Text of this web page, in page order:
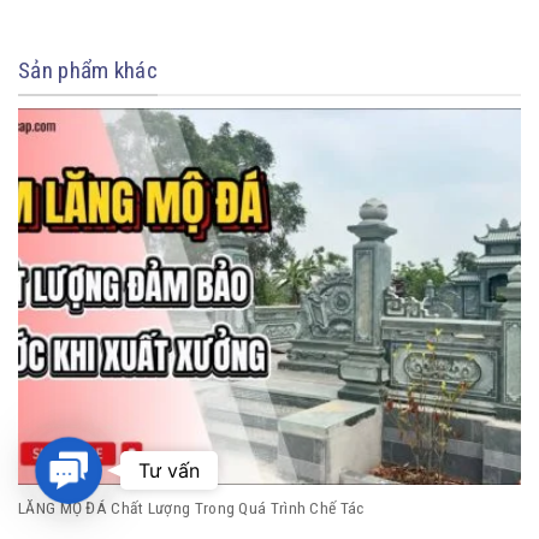
Sản phẩm khác
LĂNG MỘ ĐÁ Chất Lượng Trong Quá Trình Chế Tác
Contact
Us
Tư vấn